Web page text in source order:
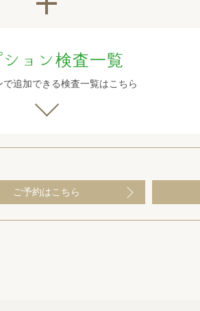
ション検査一覧
で追加できる検査一覧はこちら
ご予約はこちら